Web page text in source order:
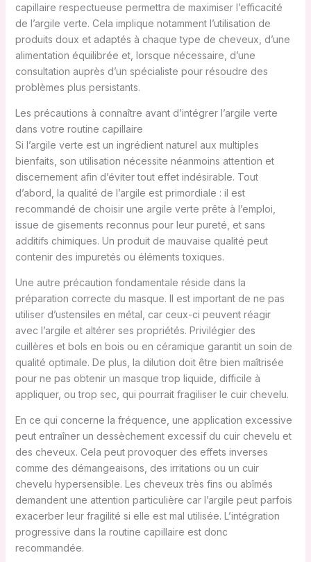
capillaire respectueuse permettra de maximiser l’efficacité
de l’argile verte. Cela implique notamment l’utilisation de
produits doux et adaptés à chaque type de cheveux, d’une
alimentation équilibrée et, lorsque nécessaire, d’une
consultation auprès d’un spécialiste pour résoudre des
problèmes plus persistants.
Les précautions à connaître avant d’intégrer l’argile verte
dans votre routine capillaire
Si l’argile verte est un ingrédient naturel aux multiples
bienfaits, son utilisation nécessite néanmoins attention et
discernement afin d’éviter tout effet indésirable. Tout
d’abord, la qualité de l’argile est primordiale : il est
recommandé de choisir une argile verte prête à l’emploi,
issue de gisements reconnus pour leur pureté, et sans
additifs chimiques. Un produit de mauvaise qualité peut
contenir des impuretés ou éléments toxiques.
Une autre précaution fondamentale réside dans la
préparation correcte du masque. Il est important de ne pas
utiliser d’ustensiles en métal, car ceux-ci peuvent réagir
avec l’argile et altérer ses propriétés. Privilégier des
cuillères et bols en bois ou en céramique garantit un soin de
qualité optimale. De plus, la dilution doit être bien maîtrisée
pour ne pas obtenir un masque trop liquide, difficile à
appliquer, ou trop sec, qui pourrait fragiliser le cuir chevelu.
En ce qui concerne la fréquence, une application excessive
peut entraîner un dessèchement excessif du cuir chevelu et
des cheveux. Cela peut provoquer des effets inverses
comme des démangeaisons, des irritations ou un cuir
chevelu hypersensible. Les cheveux très fins ou abîmés
demandent une attention particulière car l’argile peut parfois
exacerber leur fragilité si elle est mal utilisée. L’intégration
progressive dans la routine capillaire est donc
recommandée.